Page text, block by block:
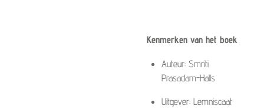
Kenmerken van het boek
Auteur: Smriti
Prasadam-Halls
Uitgever: Lemniscaat